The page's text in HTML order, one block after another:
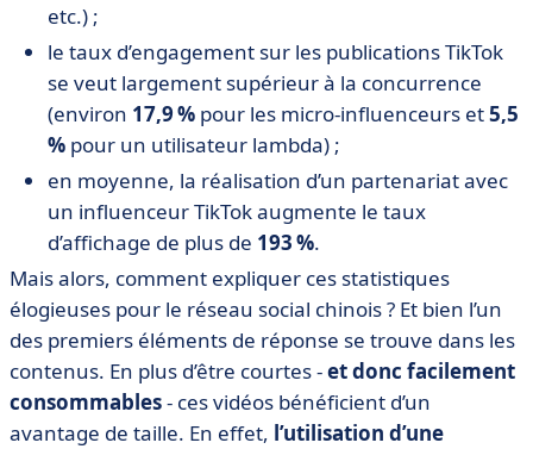
etc.) ;
le taux d’engagement sur les publications TikTok
se veut largement supérieur à la concurrence
(environ 17,9 % pour les micro-influenceurs et5,5
% pour un utilisateur lambda) ;
en moyenne, la réalisation d’un partenariat avec
un influenceur TikTok augmente le taux
d’affichage de plus de 193 %.
Mais alors, comment expliquer ces statistiques
élogieuses pour le réseau social chinois ? Et bien l’un
des premiers éléments de réponse se trouve dans les
contenus. En plus d’être courtes -et donc facilement
consommables- ces vidéos bénéficient d’un
avantage de taille. En effet, l’utilisation d’une